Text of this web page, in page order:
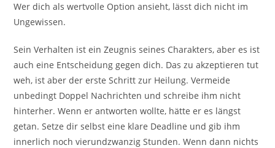
Wer dich als wertvolle Option ansieht, lässt dich nicht im
Ungewissen.
Sein Verhalten ist ein Zeugnis seines Charakters, aber es ist
auch eine Entscheidung gegen dich. Das zu akzeptieren tut
weh, ist aber der erste Schritt zur Heilung. Vermeide
unbedingt Doppel Nachrichten und schreibe ihm nicht
hinterher. Wenn er antworten wollte, hätte er es längst
getan. Setze dir selbst eine klare Deadline und gib ihm
innerlich noch vierundzwanzig Stunden. Wenn dann nichts